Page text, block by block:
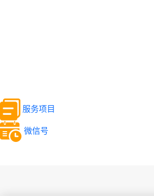
服务项目
微信号